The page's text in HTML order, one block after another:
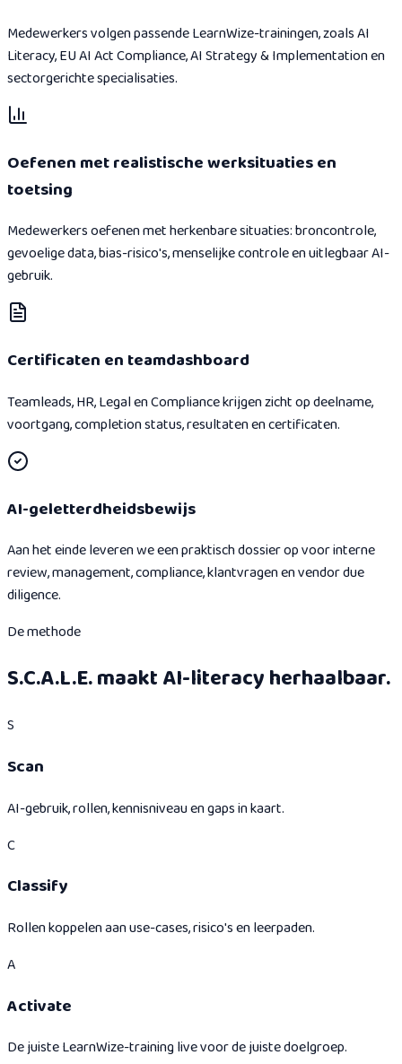
Medewerkers volgen passende LearnWize-trainingen, zoals AI
Literacy, EU AI Act Compliance, AI Strategy & Implementation en
sectorgerichte specialisaties.
Oefenen met realistische werksituaties en
toetsing
Medewerkers oefenen met herkenbare situaties: broncontrole,
gevoelige data, bias-risico's, menselijke controle en uitlegbaar AI-
gebruik.
Certificaten en teamdashboard
Teamleads, HR, Legal en Compliance krijgen zicht op deelname,
voortgang, completion status, resultaten en certificaten.
AI-geletterdheidsbewijs
Aan het einde leveren we een praktisch dossier op voor interne
review, management, compliance, klantvragen en vendor due
diligence.
De methode
S.C.A.L.E. maakt AI-literacy herhaalbaar.
S
Scan
AI-gebruik, rollen, kennisniveau en gaps in kaart.
C
Classify
Rollen koppelen aan use-cases, risico's en leerpaden.
A
Activate
De juiste LearnWize-training live voor de juiste doelgroep.